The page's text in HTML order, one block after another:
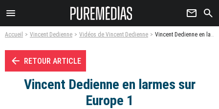
menu newsletter search
Accueil Vincent Dedienne Vidéos de Vincent Dedienne Vincent Dedienne en larmes sur Europe 1 - Vidéo
arrow_left RETOUR ARTICLE
Vincent Dedienne en larmes sur
Europe 1